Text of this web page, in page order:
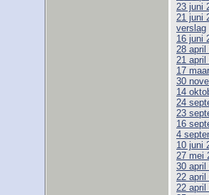
23 juni
21 juni
verslag
16 juni
28 april
21 april
17
30
14
24
23
16
4
10 juni
27 mei
30 april
22 april
22 april